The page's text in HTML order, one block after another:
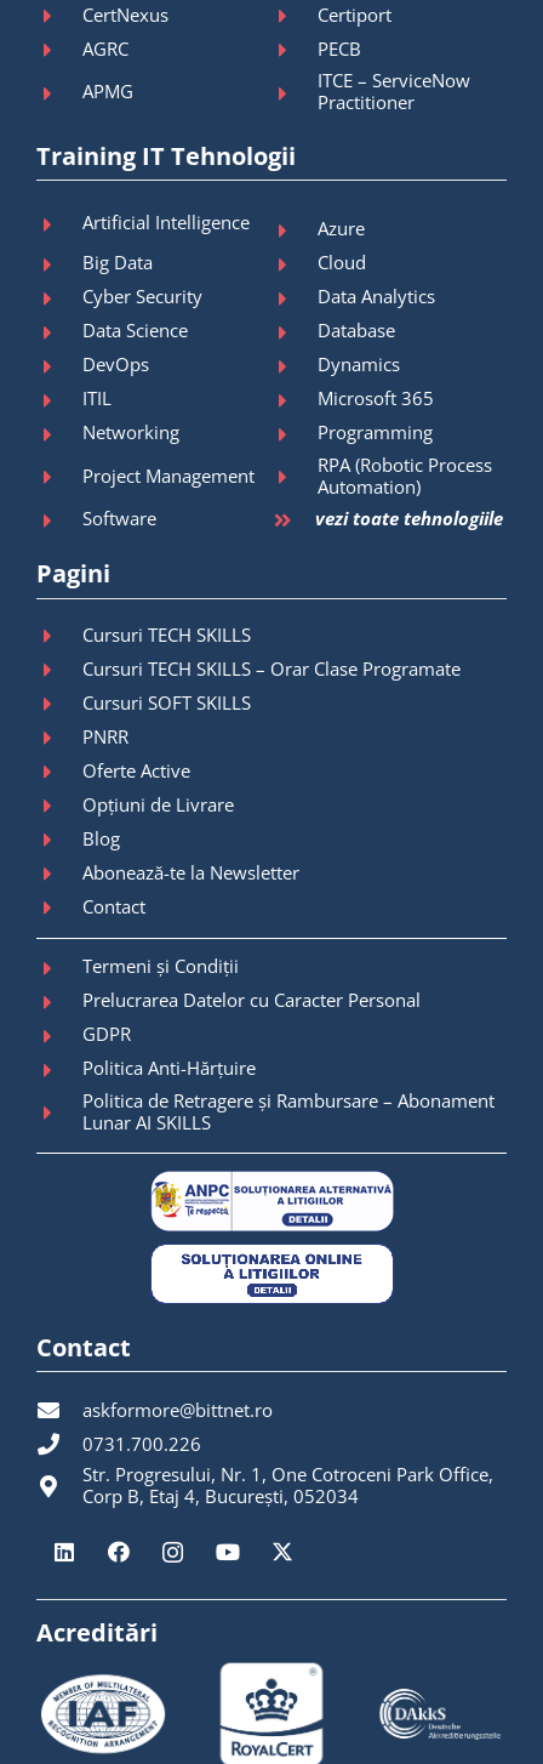
CertNexus
Certiport
AGRC
PECB
APMG
ITCE – ServiceNow
Practitioner
Training IT Tehnologii
Artificial Intelligence
Azure
Big Data
Cloud
Cyber Security
Data Analytics
Data Science
Database
DevOps
Dynamics
ITIL
Microsoft 365
Networking
Programming
Project Management
RPA (Robotic Process
Automation)
Software
vezi toate tehnologiile
Pagini
Cursuri TECH SKILLS
Cursuri TECH SKILLS – Orar Clase Programate
Cursuri SOFT SKILLS
PNRR
Oferte Active
Opțiuni de Livrare
Blog
Abonează-te la Newsletter
Contact
Termeni și Condiții
Prelucrarea Datelor cu Caracter Personal
GDPR
Politica Anti-Hărțuire
Politica de Retragere și Rambursare – Abonament
Lunar AI SKILLS
Contact
askformore@bittnet.ro
0731.700.226
Str. Progresului, Nr. 1, One Cotroceni Park Office,
Corp B, Etaj 4, București, 052034
Acreditări